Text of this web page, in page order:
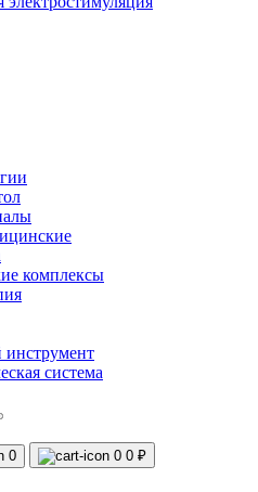
комплексы
инструмент
система
0 0 0 ₽